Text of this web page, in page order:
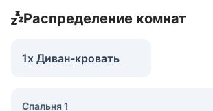
Распределение комнат
1x Диван-кровать
Спальня 1